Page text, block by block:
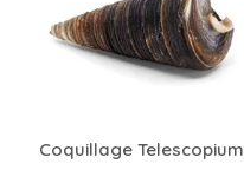
Coquillage Telescopium